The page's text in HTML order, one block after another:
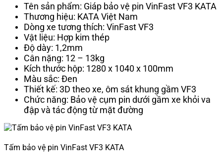
Tên sản phẩm: Giáp bảo vệ pin VinFast VF3 KATA
Thương hiệu: KATA Việt Nam
Dòng xe tương thích: VinFast VF3
Vật liệu: Hợp kim thép
Độ dày: 1,2mm
Cân nặng: 12 – 13kg
Kích thước hộp: 1280 x 1040 x 100mm
Màu sắc: Đen
Thiết kế: 3D theo xe, ôm sát khung gầm VF3
Chức năng: Bảo vệ cụm pin dưới gầm xe khỏi va
đập và tác động từ mặt đường
Tấm bảo vệ pin VinFast VF3 KATA